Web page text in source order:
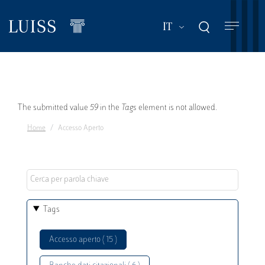
contenuto
IT Mostra ulteriori
Messaggio
di
The submitted value 59 in the Tags element is not allowed.
Home Accesso Aperto
Tags
Accesso aperto ( 15 )